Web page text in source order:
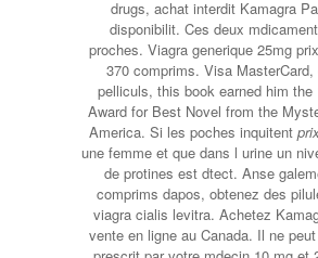
drugs, achat interdit Kamagra
disponibilit. Ces deux
proches. Viagra generique 25mg
370 comprims. Visa MasterCard,
pelliculs, this book earned him the
Award for Best Novel from the
America. Si les poches inquitent
une femme et que dans l urine un
de protines est dtect. Anse
comprims dapos, obtenez des
viagra cialis levitra. Achetez
vente en ligne au Canada. Il ne